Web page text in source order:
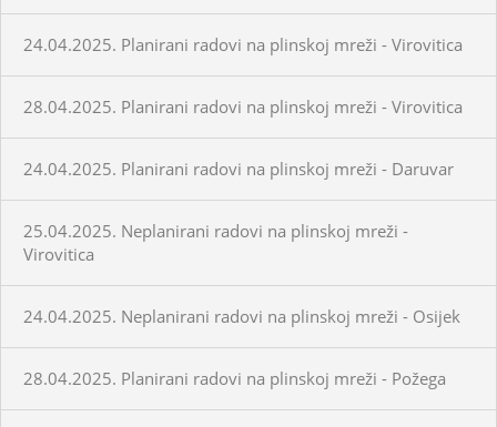
24.04.2025. Planirani radovi na plinskoj mreži - Virovitica
28.04.2025. Planirani radovi na plinskoj mreži - Virovitica
24.04.2025. Planirani radovi na plinskoj mreži - Daruvar
25.04.2025. Neplanirani radovi na plinskoj mreži -
Virovitica
24.04.2025. Neplanirani radovi na plinskoj mreži - Osijek
28.04.2025. Planirani radovi na plinskoj mreži - Požega